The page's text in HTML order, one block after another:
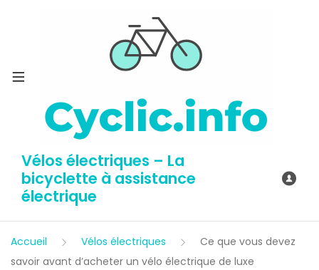
Vélos électriques – La
bicyclette à assistance
électrique
Accueil Vélos électriques
Ce que vous devez
savoir avant d’acheter un vélo électrique de luxe